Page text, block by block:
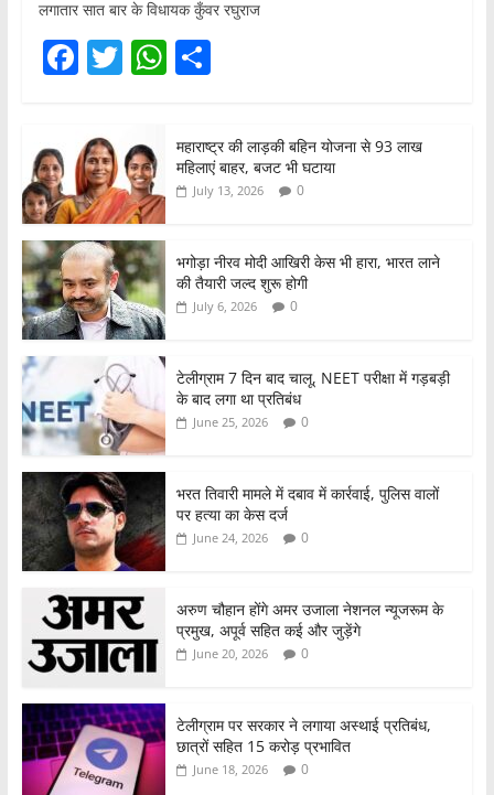
लगातार सात बार के विधायक कुँवर रघुराज
F
c
e
b
o
o
k
T
er
W
s
A
p
S
ar
e
महाराष्ट्र की लाड़की बहिन योजना से 93 लाख
महिलाएं बाहर, बजट भी घटाया
July 13, 2026 0
भगोड़ा नीरव मोदी आखिरी केस भी हारा, भारत लाने
की तैयारी जल्द शुरू होगी
July 6, 2026 0
टेलीग्राम 7 दिन बाद चालू, NEET परीक्षा में गड़बड़ी
के बाद लगा था प्रतिबंध
June 25, 2026 0
भरत तिवारी मामले में दबाव में कार्रवाई, पुलिस वालों
पर हत्या का केस दर्ज
June 24, 2026 0
अरुण चौहान होंगे अमर उजाला नेशनल न्यूजरूम के
प्रमुख, अपूर्व सहित कई और जुड़ेंगे
June 20, 2026 0
टेलीग्राम पर सरकार ने लगाया अस्थाई प्रतिबंध,
छात्रों सहित 15 करोड़ प्रभावित
June 18, 2026 0